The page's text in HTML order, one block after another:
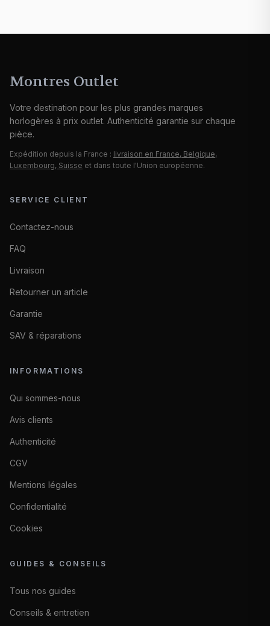
Montres Outlet
Votre destination pour les plus grandes marques
horlogères à prix outlet. Authenticité garantie sur chaque
pièce.
Expédition depuis la France : livraison en France, Belgique,
Luxembourg, Suisse et dans toute l'Union européenne.
SERVICE CLIENT
Contactez-nous
FAQ
Livraison
Retourner un article
Garantie
SAV & réparations
INFORMATIONS
Qui sommes-nous
Avis clients
Authenticité
CGV
Mentions légales
Confidentialité
Cookies
GUIDES & CONSEILS
Tous nos guides
Conseils & entretien